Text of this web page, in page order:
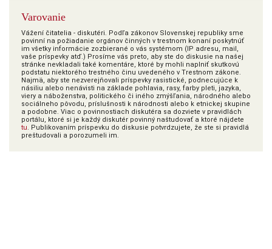
Varovanie
Vážení čitatelia - diskutéri. Podľa zákonov Slovenskej republiky sme
povinní na požiadanie orgánov činných v trestnom konaní poskytnúť
im všetky informácie zozbierané o vás systémom (IP adresu, mail,
vaše príspevky atď.) Prosíme vás preto, aby ste do diskusie na našej
stránke nevkladali také komentáre, ktoré by mohli naplniť skutkovú
podstatu niektorého trestného činu uvedeného v Trestnom zákone.
Najmä, aby ste nezverejňovali príspevky rasistické, podnecujúce k
násiliu alebo nenávisti na základe pohlavia, rasy, farby pleti, jazyka,
viery a náboženstva, politického či iného zmýšľania, národného alebo
sociálneho pôvodu, príslušnosti k národnosti alebo k etnickej skupine
a podobne. Viac o povinnostiach diskutéra sa dozviete v pravidlách
portálu, ktoré si je každý diskutér povinný naštudovať a ktoré nájdete
tu. Publikovaním príspevku do diskusie potvrdzujete, že ste si pravidlá
preštudovali a porozumeli im.